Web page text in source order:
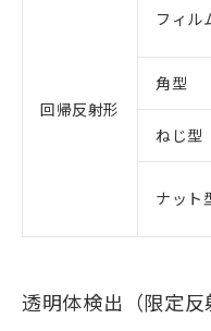
回帰反射形
フィル
角型
ねじ型
ナット
透明体検出（限定反